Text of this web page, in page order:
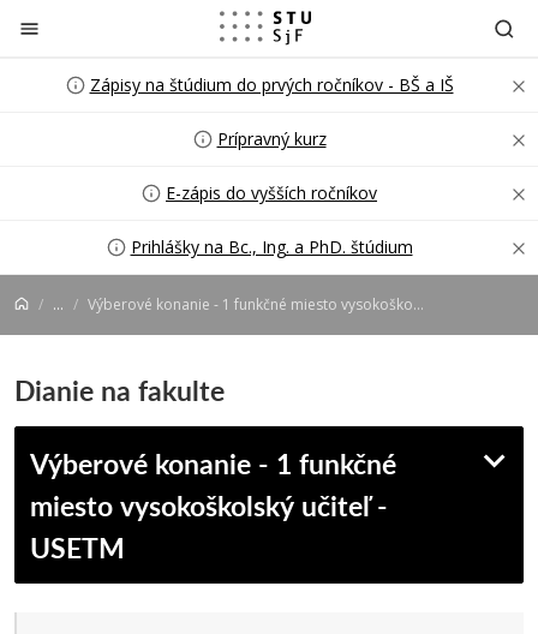
Prejsť na obsah
Zápisy na štúdium do prvých ročníkov - BŠ a IŠ
Prípravný kurz
E-zápis do vyšších ročníkov
Prihlášky na Bc., Ing. a PhD. štúdium
... Výberové konanie - 1 funkčné miesto vysokoškolský učiteľ
Dianie na fakulte
Výberové konanie - 1 funkčné
miesto vysokoškolský učiteľ -
USETM